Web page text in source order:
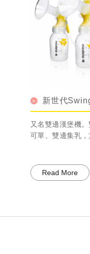
新世代Swing Maxi雙邊
雙邊漢堡機。雙階段擠乳模
、雙邊集乳，方便攜帶。
Read More